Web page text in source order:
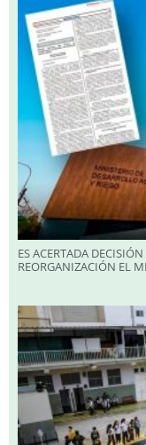
ES ACERTADA
REORGANIZACIÓN EL